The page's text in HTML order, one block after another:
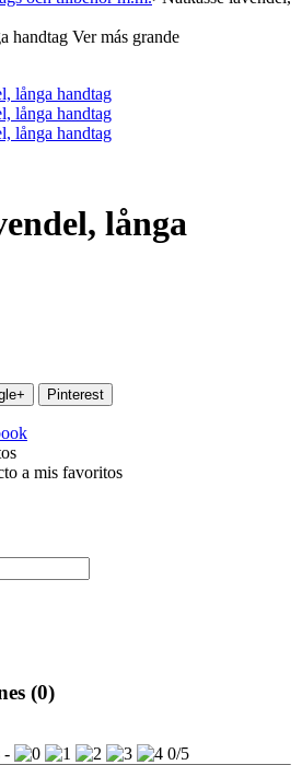
Ver más grande
långa
Pinterest
a mis favoritos
(0)
- 0/5